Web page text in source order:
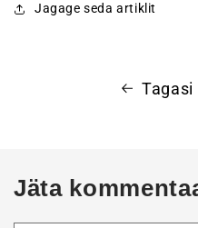
Jagage seda artiklit
Tagasi
Jäta